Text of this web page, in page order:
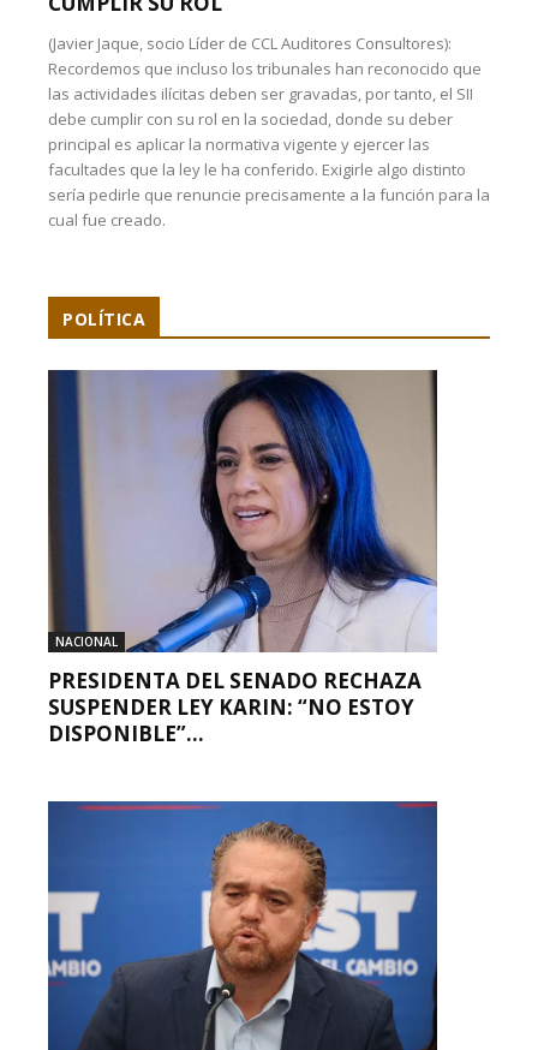
(Javier Jaque, socio Líder de CCL Auditores Consultores):
Recordemos que incluso los tribunales han reconocido que
las actividades ilícitas deben ser gravadas, por tanto, el SII
debe cumplir con su rol en la sociedad, donde su deber
principal es aplicar la normativa vigente y ejercer las
facultades que la ley le ha conferido. Exigirle algo distinto
sería pedirle que renuncie precisamente a la función para la
cual fue creado.
POLÍTICA
NACIONAL
PRESIDENTA DEL SENADO RECHAZA
SUSPENDER LEY KARIN: “NO ESTOY
DISPONIBLE”...